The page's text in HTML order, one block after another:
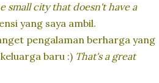
small city that doesn't have a
yang saya ambil.
pengalaman berharga yang
baru :) That's a great